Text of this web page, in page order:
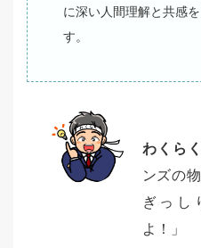
に深い人間理解と共感
す。
わくら
ンズの
ぎっし
よ！」